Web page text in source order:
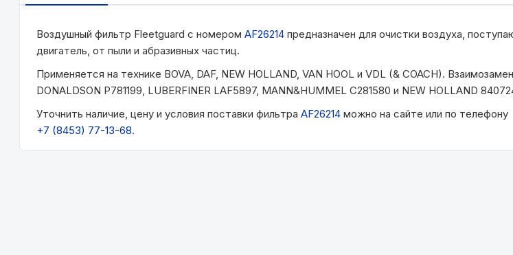
Воздушный фильтр Fleetguard с номером AF26214 предназначен для очистки воздуха,
двигатель, от пыли и абразивных частиц.
Применяется на технике BOVA, DAF, NEW HOLLAND, VAN HOOL и VDL (& COACH).
DONALDSON P781199, LUBERFINER LAF5897, MANN&HUMMEL C281580 и NEW HOLLAND
Уточнить наличие, цену и условия поставки фильтра AF26214 можно на сайте или по телефону
+7 (8453) 77-13-68.